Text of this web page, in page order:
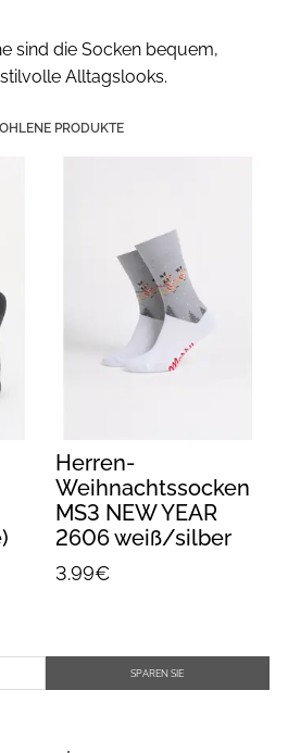
sind die Socken bequem,
Alltagslooks.
PRODUKTE
Herren-
Weihnachtssocken
MS3 NEW YEAR
2606 weiß/silber
3.99€
SPAREN SIE